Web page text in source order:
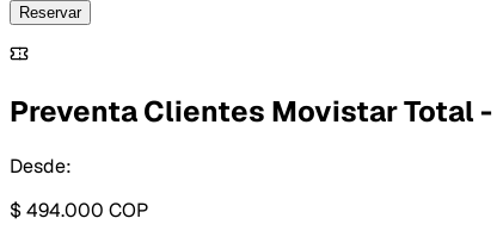
Reservar
Preventa Clientes Movistar Total -
Desde:
$ 494.000 COP